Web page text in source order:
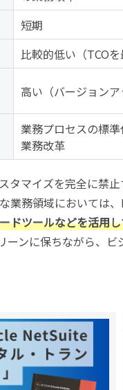
短期
比較的低い（TCOを
高い（バージョンア
業務プロセスの標
業務改革
マイズを完全に禁
業務領域においては、
ドツールなどを活用
ーンに保ちながら、